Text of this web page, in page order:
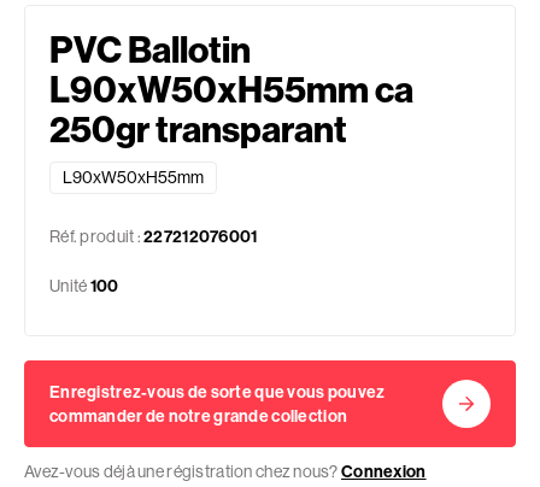
PVC Ballotin
L90xW50xH55mm ca
250gr transparant
L90xW50xH55mm
Réf. produit :227212076001
Unité100
Enregistrez-vous de sorte que vous pouvez
commander de notre grande collection
Avez-vous déjà une régistration chez nous?Connexion